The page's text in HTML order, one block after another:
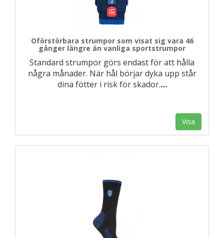
Oförstörbara strumpor som visat sig vara 46
gånger längre än vanliga sportstrumpor
Standard strumpor görs endast för att hålla
några månader. När hål börjar dyka upp står
dina fötter i risk för skador.…
Visa